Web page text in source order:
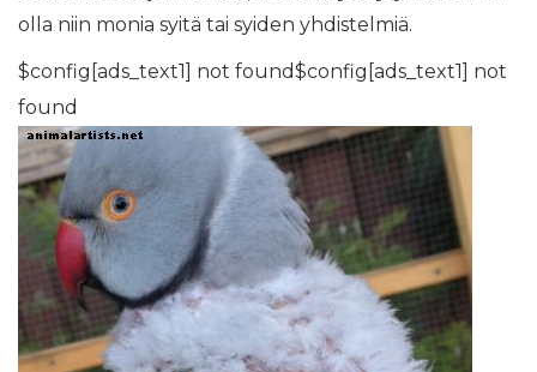
olla niin monia syitä tai syiden yhdistelmiä.
$config[ads_text1] not found$config[ads_text1] not
found